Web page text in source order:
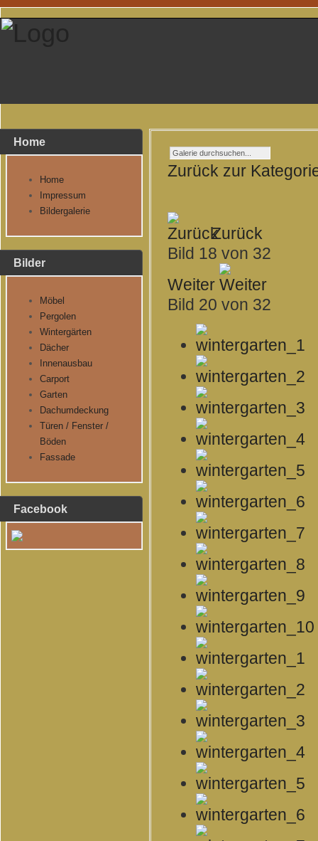
Home
Home
Impressum
Bildergalerie
Bilder
Möbel
Pergolen
Wintergärten
Dächer
Innenausbau
Carport
Garten
Dachumdeckung
Türen / Fenster /
Böden
Fassade
Facebook
Zurück zur
Zurück
Bild 18 von 32
Weiter
Bild 20 von 32